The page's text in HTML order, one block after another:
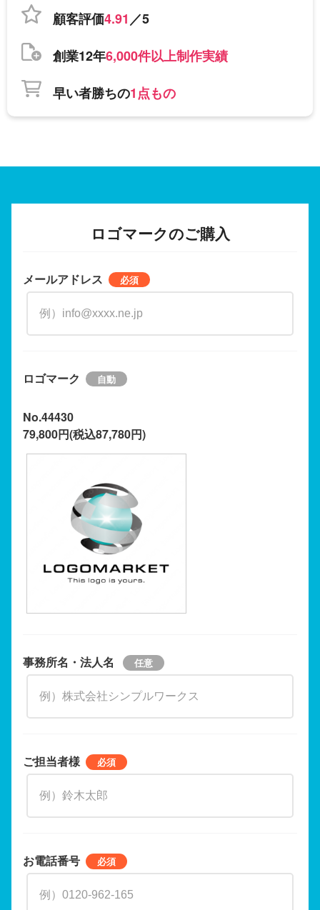
顧客評価4.91／5
創業12年6,000件以上制作実績
早い者勝ちの1点もの
ロゴマークのご購入
メールアドレス
ロゴマーク
No.44430
79,800円(税込87,780円)
事務所名・法人名
ご担当者様
お電話番号